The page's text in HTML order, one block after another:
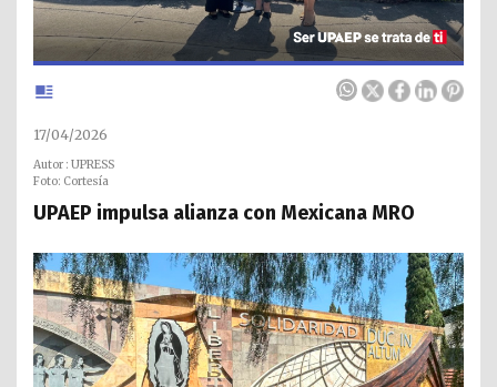
17/04/2026
Autor : UPRESS
Foto: Cortesía
UPAEP impulsa alianza con Mexicana MRO